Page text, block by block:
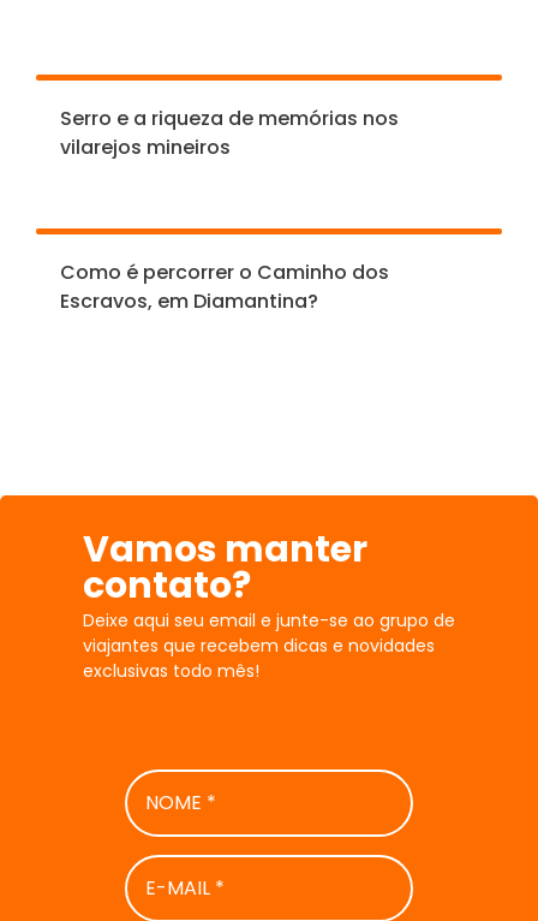
Serro e a riqueza de memórias nos
vilarejos mineiros
Como é percorrer o Caminho dos
Escravos, em Diamantina?
Vamos manter
contato?
Deixe aqui seu email e junte-se ao grupo de
viajantes que recebem dicas e novidades
exclusivas todo mês!
NOME
*
E-
MAIL
*